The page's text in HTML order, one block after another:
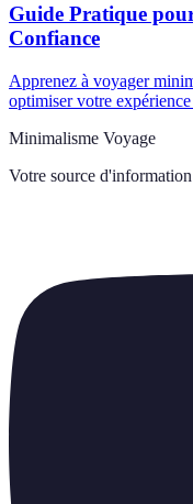
Guide Pratique
Confiance
Apprenez à voyager
optimiser votre
Minimalisme Voyage
Votre source